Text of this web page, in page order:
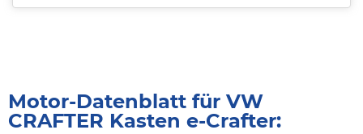
Motor-Datenblatt für VW
CRAFTER Kasten e-Crafter: